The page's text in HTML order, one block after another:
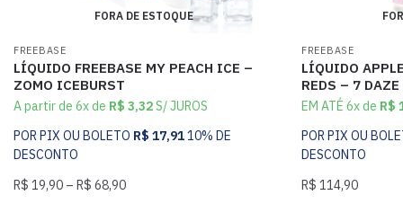
FORA DE ESTOQUE
FREEBASE
LÍQUIDO FREEBASE MY PEACH ICE –
ZOMO ICEBURST
A partir de 6x de R$ 3,32S/ JUROS
POR PIX OU BOLETO R$ 17,9110% DE
DESCONTO
R$ 19,90 – R$ 68,90
FREEBASE
LÍQUIDO
REDS – 7 DAZE
EM ATÉ 6x de R$
POR PIX OU
DESCONTO
R$ 114,90